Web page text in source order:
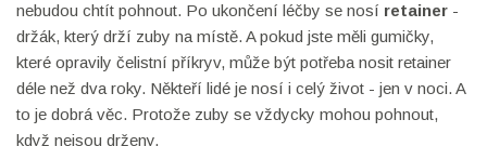
nebudou chtít pohnout. Po ukončení léčby se nosí retainer -
držák, který drží zuby na místě. A pokud jste měli gumičky,
které opravily čelistní příkryv, může být potřeba nosit retainer
déle než dva roky. Někteří lidé je nosí i celý život - jen v noci. A
to je dobrá věc. Protože zuby se vždycky mohou pohnout,
když nejsou drženy.